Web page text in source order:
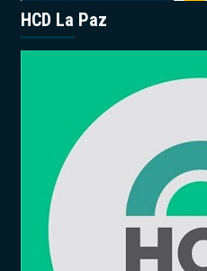
HCD La Paz